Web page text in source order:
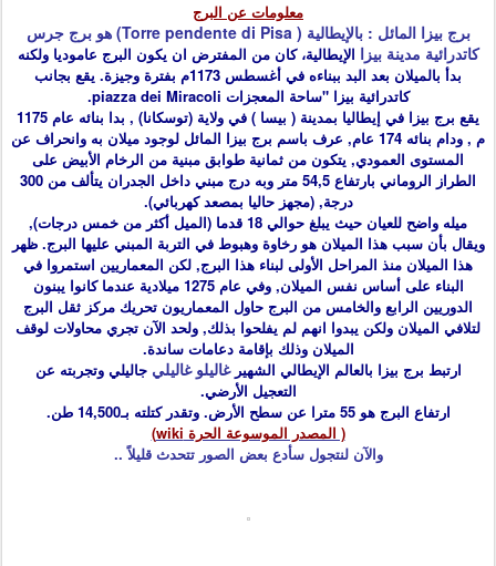
معلومات عن البرج
برج بيزا المائل : بالإيطالية ( Torre pendente di Pisa) هو برج جرس
كاتدرائية مدينةبيزا الإيطالية، كان من المفترض ان يكون البرج عاموديا ولكنه
بدأ بالميلان بعد البد ببناءه في أغسطس 1173م بفترة وجيزة. يقع بجانب
كاتدرائية بيزا "ساحة المعجزات piazza dei Miracoli.
يقع برج بيزا في إيطاليا بمدينة ( بيسا ) في ولاية (توسكانا) , بدا بنائه عام 1175
م , ودام بنائه 174 عام, عرف باسم برج بيزا المائل لوجود ميلان به وانحراف عن
المستوى العمودي, يتكون من ثمانية طوابق مبنية من الرخام الأبيض على
الطراز الروماني بارتفاع 54,5 متر وبه درج مبني داخل الجدران يتألف من 300
درجة, (مجهز حاليا بمصعد كهربائي).
ميله واضح للعيان حيث يبلغ حوالي 18 قدما (الميل أكثر من خمس درجات),
ويقال بأن سبب هذا الميلان هو رخاوة وهبوط في التربة المبني عليها البرج. ظهر
هذا الميلان منذ المراحل الأولى لبناء هذا البرج, لكن المعماريين استمروا في
البناء على أساس نفس الميلان, وفي عام 1275 ميلادية عندما كانوا يبنون
الدوريين الرابع والخامس من البرج حاول المعماريون تحريك مركز ثقل البرج
لتلافي الميلان ولكن يبدوا انهم لم يفلحوا بذلك, ولحد الآن تجري محاولات لوقف
الميلان وذلك بإقامة دعامات ساندة.
ارتبط برج بيزا بالعالم الإيطالي الشهيرغاليلو غاليلي جاليلي وتجربته عن
التعجيل الأرضي.
ارتفاع البرج هو 55 مترا عن سطح الأرض. وتقدر كتلته بـ14,500 طن.
( المصدر الموسوعة الحرة wiki)
والآن لنتجول سأدع بعض الصور تتحدث قليلاً ..